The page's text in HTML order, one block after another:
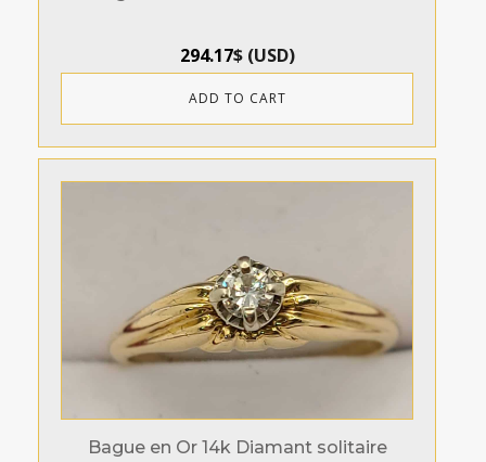
294.17$(USD)
ADD TO CART
Bague en Or 14k Diamant solitaire